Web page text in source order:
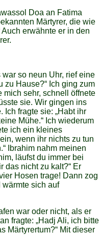
Doa an Fatima
Märtyrer, die wie
erwähnte er in den
so neun Uhr, rief eine
zu Hause?“ Ich ging zum
mich sehr, schnell öffnete
sie. Wir gingen ins
fragte sie: „Habt ihr
Mühe.“ Ich wiederum
ich ein kleines
wenn ihr nichts zu tun
Ibrahim nahm meinen
läufst du immer bei
das nicht zu kalt?“ Er
Hosen trage! Dann zog
sich auf
war oder nicht, als er
fragte: „Hadj Ali, ich bitte
Märtyrertum?“ Mit dieser